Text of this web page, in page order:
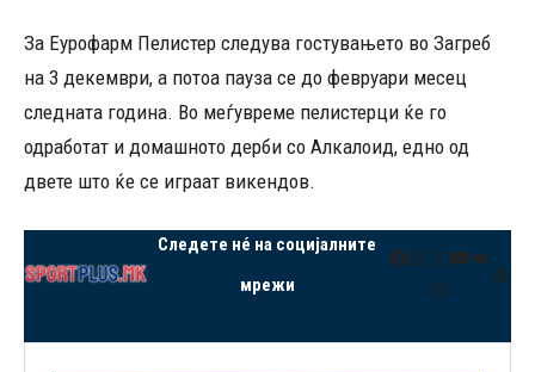
За Еурофарм Пелистер следува гостувањето во Загреб
на 3 декември, а потоа пауза се до февруари месец
следната година. Во меѓувреме пелистерци ќе го
одработат и домашното дерби со Алкалоид, едно од
двете што ќе се играат викендов.
Следете нé на социјалните
мрежи
Facebook
Instagram
X YouTube
VK
Mail